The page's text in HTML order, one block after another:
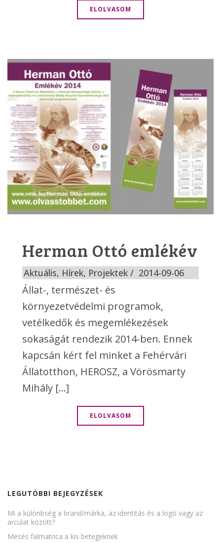
ELOLVASOM
Herman Ottó emlékév
Aktuális, Hírek, Projektek 2014-09-06
Állat-, természet- és
környezetvédelmi programok,
vetélkedők és megemlékezések
sokaságát rendezik 2014-ben. Ennek
kapcsán kért fel minket a Fehérvári
Állatotthon, HEROSZ, a Vörösmarty
Mihály [...]
ELOLVASOM
LEGUTÓBBI BEJEGYZÉSEK
Mi a különbség a brand/márka, az identitás és a logó vagy az
arculat között?
Mesés falmatrica a kis betegeknek